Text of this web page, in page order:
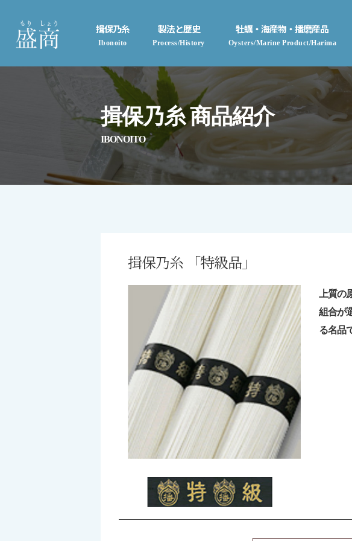
揖保乃糸
Ibonoito
製法と歴史
Process/History
牡蠣・海産物・播磨産品
Oysters/Marine Product/Harima
揖保乃糸 商品紹介
IBONOITO
揖保乃糸 「特級品」
上質
組合が
る名品